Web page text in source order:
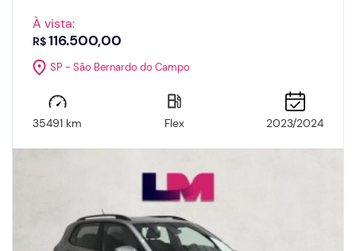
À vista:
R$116.500,00
SP - São Bernardo do Campo
35491 km Flex 2023/2024